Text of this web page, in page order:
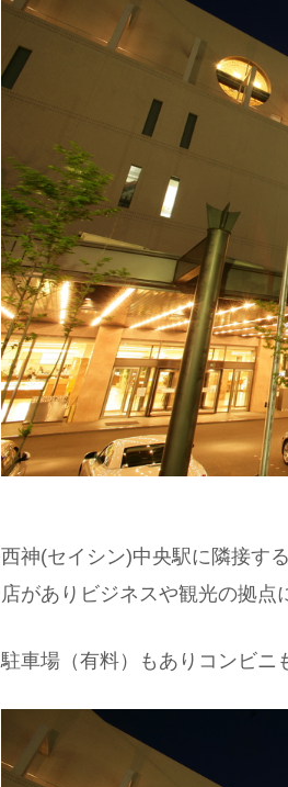
西神(セイシン)中央駅に隣接す
店がありビジネスや観光の拠点
駐車場（有料）もありコンビニ